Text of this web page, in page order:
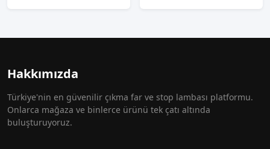
Hakkımızda
Türkiye'nin en güvenilir çıkma far ve stop lambası platformu.
Onlarca mağaza ve binlerce ürünü tek çatı altında
buluşturuyoruz.